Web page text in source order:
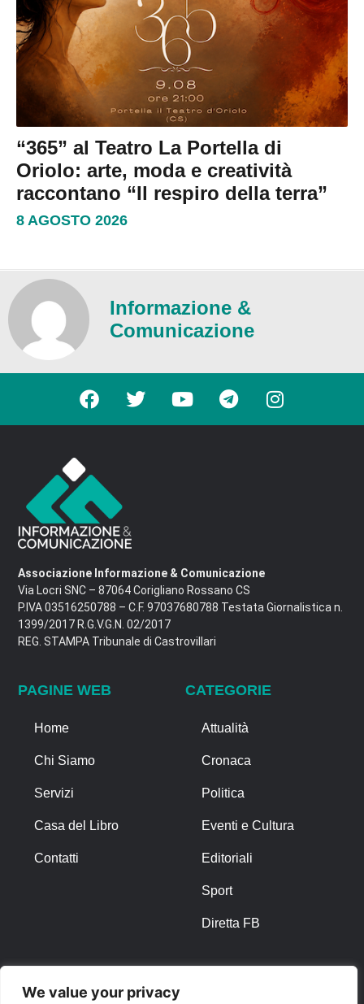
We value your privacy
“365” al Teatro La Portella di
Oriolo: arte, moda e creatività
raccontano “Il respiro della terra”
8 AGOSTO 2026
Informazione &
Comunicazione
Associazione Informazione & Comunicazione
Via Locri SNC – 87064 Corigliano Rossano CS
P.IVA 03516250788 – C.F. 97037680788 Testata Giornalistica n.
1399/2017 R.G.V.G.N. 02/2017
REG. STAMPA Tribunale di Castrovillari
PAGINE WEB
Home
Chi Siamo
Servizi
Casa del Libro
Contatti
CATEGORIE
Attualità
Cronaca
Politica
Eventi e Cultura
Editoriali
Sport
Diretta FB